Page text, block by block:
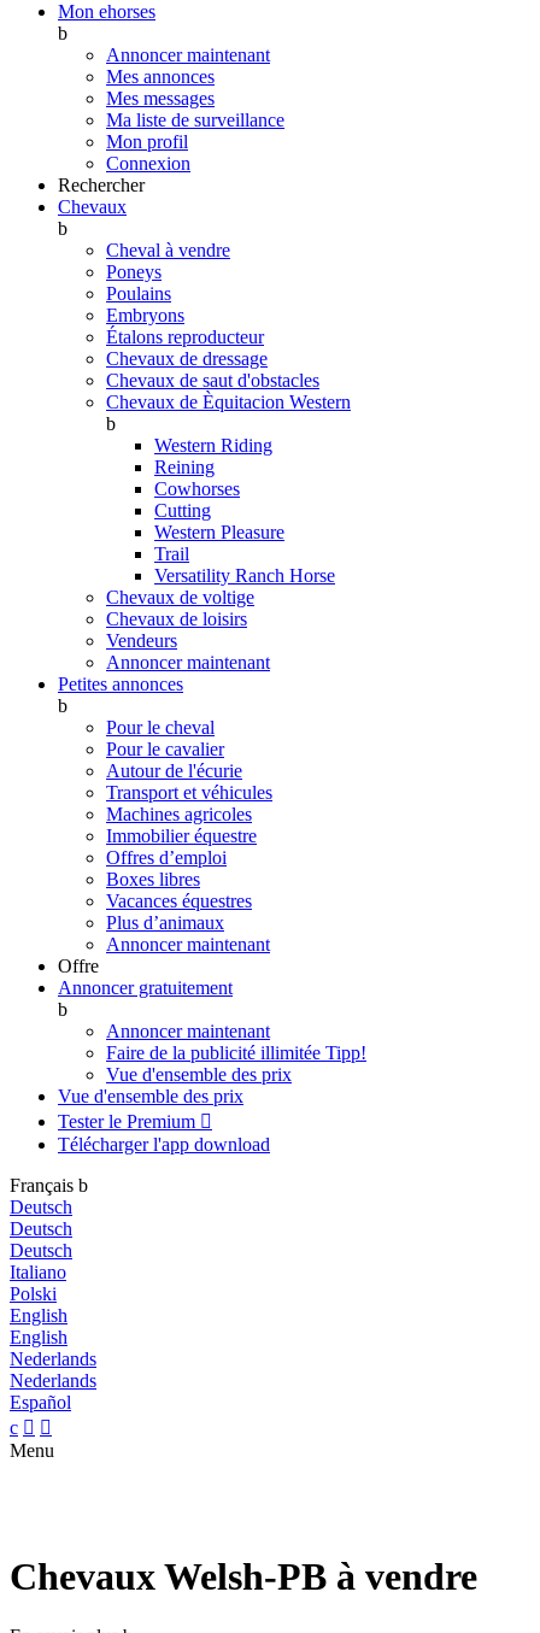
Mon ehorses
b
Annoncer maintenant
Mes annonces
Mes messages
Ma liste de surveillance
Mon profil
Connexion
Rechercher
Chevaux
b
Cheval à vendre
Poneys
Poulains
Embryons
Étalons reproducteur
Chevaux de dressage
Chevaux de saut d'obstacles
Chevaux de Èquitacion Western
b
Western Riding
Reining
Cowhorses
Cutting
Western Pleasure
Trail
Versatility Ranch Horse
Chevaux de voltige
Chevaux de loisirs
Vendeurs
Annoncer maintenant
Petites annonces
b
Pour le cheval
Pour le cavalier
Autour de l'écurie
Transport et véhicules
Machines agricoles
Immobilier équestre
Offres d’emploi
Boxes libres
Vacances équestres
Plus d’animaux
Annoncer maintenant
Offre
Annoncer gratuitement
b
Annoncer maintenant
Faire de la publicité illimitée Tipp!
Vue d'ensemble des prix
Vue d'ensemble des prix
Tester le Premium 
Télécharger l'app download
Français b
Deutsch
Deutsch
Deutsch
Italiano
Polski
English
English
Nederlands
Nederlands
Español
c  
Menu
Chevaux Welsh-PB à vendre